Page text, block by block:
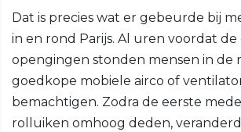
Dat is precies wat er gebeurde bij
in en rond Parijs. Al uren voordat
opengingen stonden mensen in de
goedkope mobiele airco of
bemachtigen. Zodra de eerste
rolluiken omhoog deden,